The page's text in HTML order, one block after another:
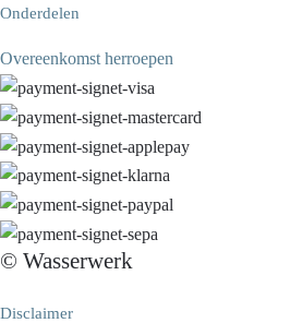
Onderdelen
Overeenkomst herroepen
© Wasserwerk
Disclaimer